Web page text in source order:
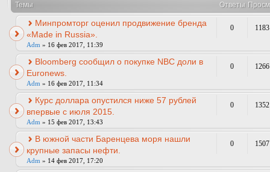
Темы Ответы
Минпромторг оценил продвижение бренда
«Мade in Russia».
Adm » 16 фев 2017, 11:39
0 1183
Bloomberg сообщил о покупке NBC доли в
Euronews.
Adm » 16 фев 2017, 11:34
0 1266
Курс доллара опустился ниже 57 рублей
впервые с июля 2015.
Adm » 15 фев 2017, 13:43
0 1352
В южной части Баренцева моря нашли
крупные запасы нефти.
Adm » 14 фев 2017, 17:20
0 1507